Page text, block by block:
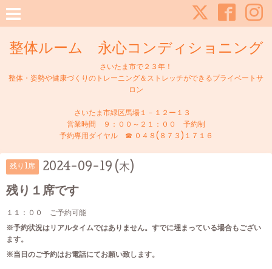
整体ルーム 永心コンディショニング
さいたま市で２３年！
整体・姿勢や健康づくりのトレーニング＆ストレッチができるプライベートサ
ロン
さいたま市緑区馬場１－１２ー１３
営業時間 ９：００～２１：００ 予約制
予約専用ダイヤル ☎ ０４８(８７３)１７１６
残り1席 2024-09-19 (木)
残り１席です
１１：００ ご予約可能
※予約状況はリアルタイムではありません。すでに埋まっている場合もござい
ます。
※当日のご予約はお電話にてお願い致します。